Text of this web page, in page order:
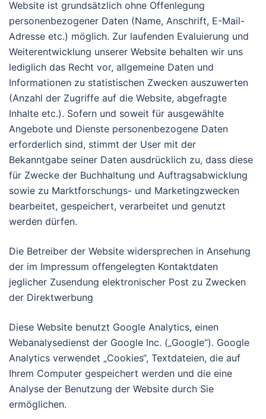
Website ist grundsätzlich ohne Offenlegung
personenbezogener Daten (Name, Anschrift, E-Mail-
Adresse etc.) möglich. Zur laufenden Evaluierung und
Weiterentwicklung unserer Website behalten wir uns
lediglich das Recht vor, allgemeine Daten und
Informationen zu statistischen Zwecken auszuwerten
(Anzahl der Zugriffe auf die Website, abgefragte
Inhalte etc.). Sofern und soweit für ausgewählte
Angebote und Dienste personenbezogene Daten
erforderlich sind, stimmt der User mit der
Bekanntgabe seiner Daten ausdrücklich zu, dass diese
für Zwecke der Buchhaltung und Auftragsabwicklung
sowie zu Marktforschungs- und Marketingzwecken
bearbeitet, gespeichert, verarbeitet und genutzt
werden dürfen.
Die Betreiber der Website widersprechen in Ansehung
der im Impressum offengelegten Kontaktdaten
jeglicher Zusendung elektronischer Post zu Zwecken
der Direktwerbung
Diese Website benutzt Google Analytics, einen
Webanalysedienst der Google Inc. („Google“). Google
Analytics verwendet „Cookies“, Textdateien, die auf
Ihrem Computer gespeichert werden und die eine
Analyse der Benutzung der Website durch Sie
ermöglichen.